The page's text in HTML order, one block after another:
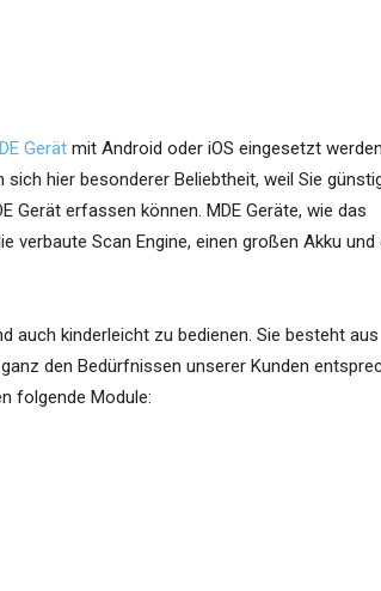
Gerät mit Android oder iOS eingesetzt
sich hier besonderer Beliebtheit, weil Sie
Gerät erfassen können. MDE Geräte, wie das
verbaute Scan Engine, einen großen Akku und
auch kinderleicht zu bedienen. Sie besteht aus
den Bedürfnissen unserer Kunden
folgende Module: